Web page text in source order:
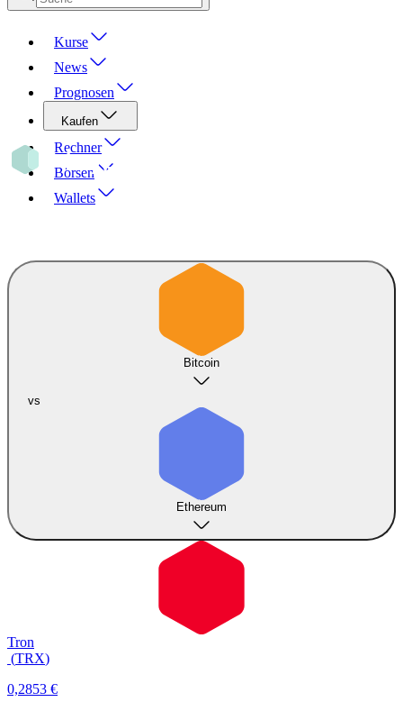
Kurse
News
Prognosen
Kaufen
Rechner
Börsen
Wallets
Bitcoin
vs
Ethereum
Tron
(TRX)
0,2853 €